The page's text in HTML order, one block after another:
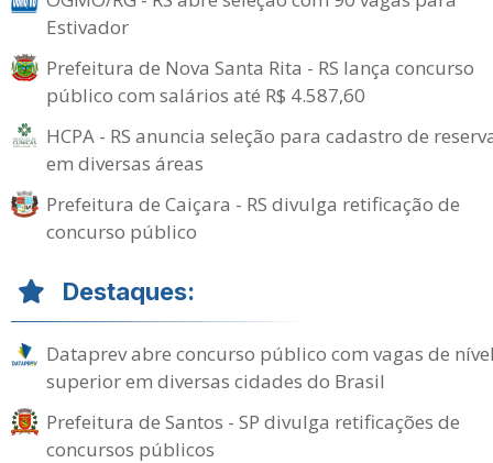
Estivador
Prefeitura de Nova Santa Rita - RS lança concurso
público com salários até R$ 4.587,60
HCPA - RS anuncia seleção para cadastro de
em diversas áreas
Prefeitura de Caiçara - RS divulga retificação de
concurso público
Destaques:
Dataprev abre concurso público com vagas de
superior em diversas cidades do Brasil
Prefeitura de Santos - SP divulga retificações de
concursos públicos